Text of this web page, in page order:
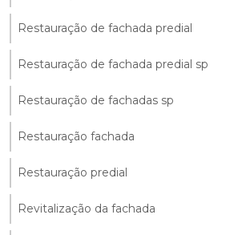
Restauração de fachada predial
Restauração de fachada predial sp
Restauração de fachadas sp
Restauração fachada
Restauração predial
Revitalização da fachada